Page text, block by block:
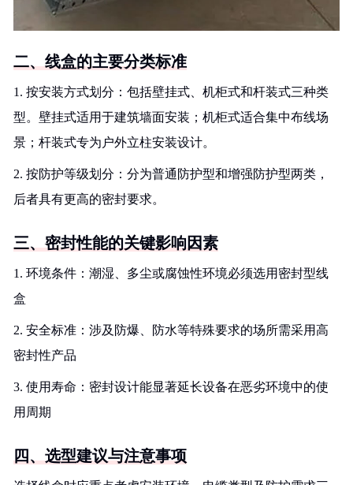
二、线盒的主要分类标准
1. 按安装方式划分：包括壁挂式、机柜式和杆装式三种类
型。壁挂式适用于建筑墙面安装；机柜式适合集中布线场
景；杆装式专为户外立柱安装设计。
2. 按防护等级划分：分为普通防护型和增强防护型两类，
后者具有更高的密封要求。
三、密封性能的关键影响因素
1. 环境条件：潮湿、多尘或腐蚀性环境必须选用密封型线
盒
2. 安全标准：涉及防爆、防水等特殊要求的场所需采用高
密封性产品
3. 使用寿命：密封设计能显著延长设备在恶劣环境中的使
用周期
四、选型建议与注意事项